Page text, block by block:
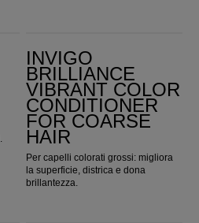
INVIGO
BRILLIANCE
VIBRANT COLOR
CONDITIONER
FOR COARSE
HAIR
Per capelli colorati grossi: migliora
la superficie, districa e dona
brillantezza.